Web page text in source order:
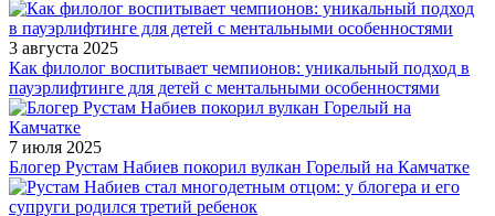
3 августа 2025
Как филолог воспитывает чемпионов: уникальный подход в
пауэрлифтинге для детей с ментальными особенностями
7 июля 2025
Блогер Рустам Набиев покорил вулкан Горелый на Камчатке